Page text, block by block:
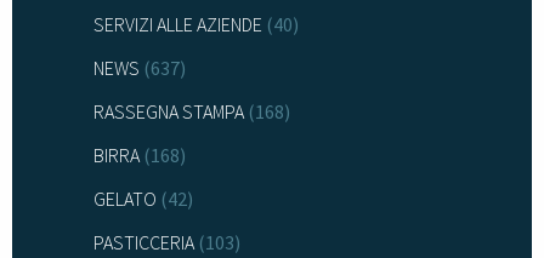
SERVIZI ALLE AZIENDE (40)
NEWS (637)
RASSEGNA STAMPA(168)
BIRRA(168)
GELATO (42)
PASTICCERIA(103)